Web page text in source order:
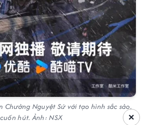
Chưởng Nguyệt Sứ với tạo hình sắc sảo,
cuốn hút. Ảnh: NSX
×